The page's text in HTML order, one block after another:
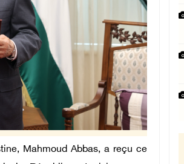
Mahmoud Abbas, a reçu ce